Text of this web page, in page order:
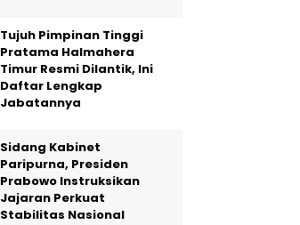
Tujuh Pimpinan Tinggi
Pratama Halmahera
Timur Resmi Dilantik, Ini
Daftar Lengkap
Jabatannya
Sidang Kabinet
Paripurna, Presiden
Prabowo Instruksikan
Jajaran Perkuat
Stabilitas Nasional